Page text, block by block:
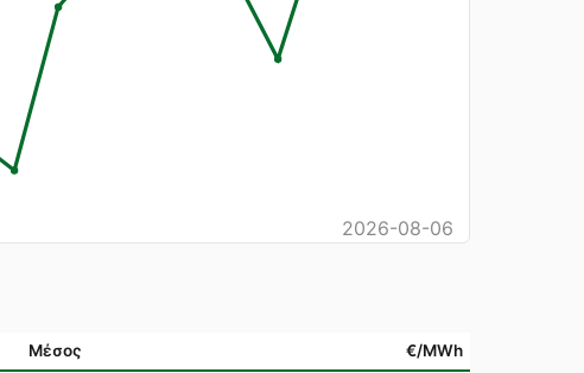
2026-08-06
Μέσος €/MWh